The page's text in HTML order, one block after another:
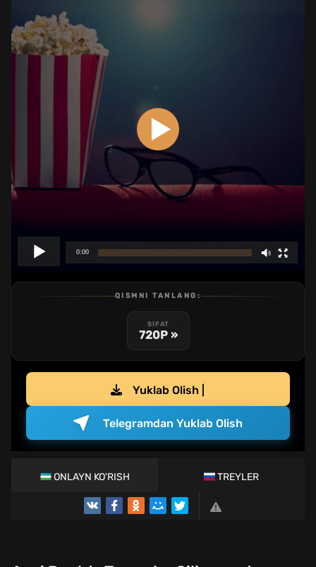
QISMNI TANLANG:
SIFAT
720P »
Yuklab Olish |
Telegramdan Yuklab Olish
ONLAYN KO'RISH TREYLER